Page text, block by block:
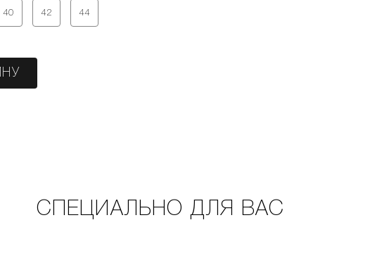
40 42 44
СПЕЦИАЛЬНО ДЛЯ ВАС